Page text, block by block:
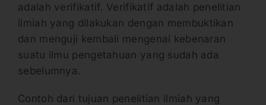
adalah verifikatif. Verifikatif adalah penelitian
ilmiah yang dilakukan dengan membuktikan
dan menguji kembali mengenai kebenaran
suatu ilmu pengetahuan yang sudah ada
sebelumnya.
Contoh dari tujuan penelitian ilmiah yang